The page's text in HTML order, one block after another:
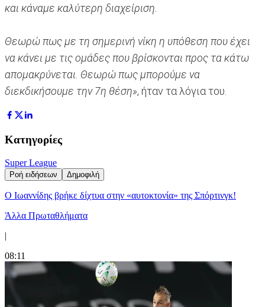
και κάναμε καλύτερη διαχείριση.
Θεωρώ πως με τη σημερινή νίκη η υπόθεση που έχει
να κάνει με τις ομάδες που βρίσκονται προς τα κάτω
απομακρύνεται. Θεωρώ πως μπορούμε να
διεκδικήσουμε την 7η θέση», ήταν τα λόγια του.
Κατηγορίες
Super League
Ροή ειδήσεων Δημοφιλή
Ο Ιωαννίδης βρήκε δίχτυα στην «αυτοκτονία» της Σπόρτινγκ!
Άλλα Πρωταθλήματα
|
08:11